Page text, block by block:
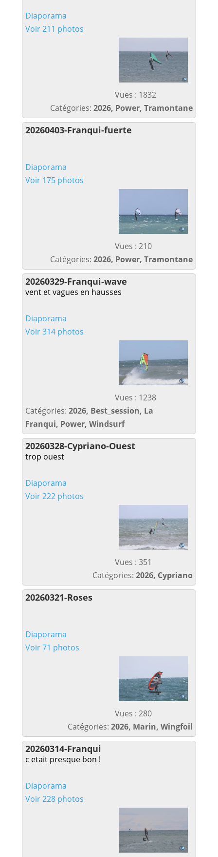
Diaporama
Voir 211 photos
Vues : 1832
Catégories:2026, Power, Tramontane
20260403-Franqui-fuerte
Diaporama
Voir 175 photos
Vues : 210
Catégories:2026, Power, Tramontane
20260329-Franqui-wave
vent et vagues en hausses
Diaporama
Voir 314 photos
Vues : 1238
Catégories: 2026, Best_session, La
Franqui, Power, Windsurf
20260328-Cypriano-Ouest
trop ouest
Diaporama
Voir 222 photos
Vues : 351
Catégories:2026, Cypriano
20260321-Roses
Diaporama
Voir 71 photos
Vues : 280
Catégories:2026, Marin, Wingfoil
20260314-Franqui
c etait presque bon !
Diaporama
Voir 228 photos